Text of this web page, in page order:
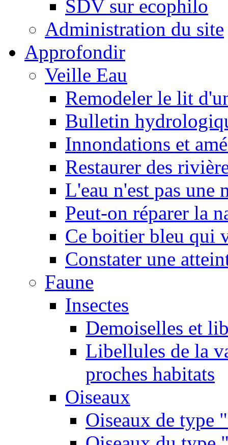
SDV sur ecophilo
Administration du site
Approfondir
Veille Eau
Remodeler le lit
Bulletin
Innondations et
Restaurer des
L'eau n'est pas une
Peut-on réparer la
Ce boitier bleu qui
Constater une
Faune
Insectes
Demoiselles et
Libellules de la
proches habitats
Oiseaux
Oiseaux de type